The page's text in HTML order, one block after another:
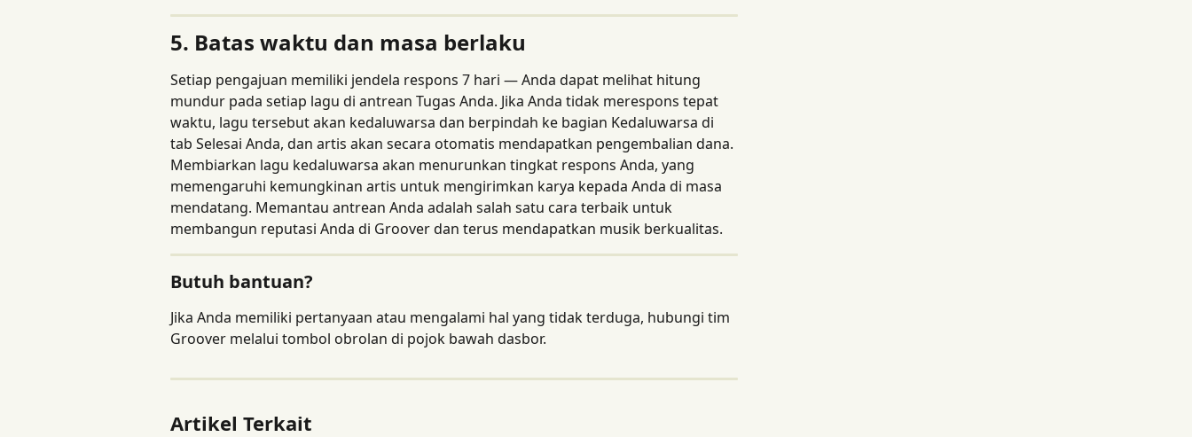
5. Batas waktu dan masa berlaku
Setiap pengajuan memiliki jendela respons 7 hari — Anda dapat melihat hitung
mundur pada setiap lagu di antrean Tugas Anda. Jika Anda tidak merespons tepat
waktu, lagu tersebut akan kedaluwarsa dan berpindah ke bagian Kedaluwarsa di
tab Selesai Anda, dan artis akan secara otomatis mendapatkan pengembalian dana.
Membiarkan lagu kedaluwarsa akan menurunkan tingkat respons Anda, yang
memengaruhi kemungkinan artis untuk mengirimkan karya kepada Anda di masa
mendatang. Memantau antrean Anda adalah salah satu cara terbaik untuk
membangun reputasi Anda di Groover dan terus mendapatkan musik berkualitas.
Butuh bantuan?
Jika Anda memiliki pertanyaan atau mengalami hal yang tidak terduga, hubungi tim
Groover melalui tombol obrolan di pojok bawah dasbor.
Artikel Terkait